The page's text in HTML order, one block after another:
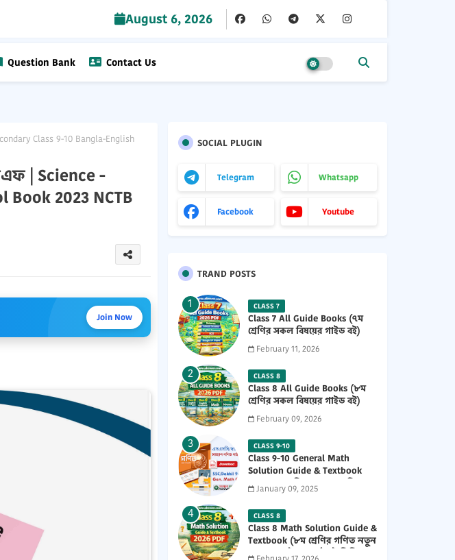
August 6, 2026
Question Bank Contact Us
Class 9-10 Bangla-English
| Science -
2023 NCTB
Join Now
SOCIAL PLUGIN
Telegram Whatsapp
Facebook Youtube
TRAND POSTS
CLASS 7
Class 7 All Guide Books (৭ম
শ্রেণির সকল বিষয়ের গাইড বই)
2026 PDF
February 11, 2026
CLASS 8
Class 8 All Guide Books (৮ম
শ্রেণির সকল বিষয়ের গাইড বই)
2026 PDF
February 09, 2026
CLASS 9-10
Class 9-10 General Math
Solution Guide & Textbook
(৯ম-১০ম শ্রেণির সাধারণ গণিত
সমাধান গাইড) 2025 PDF
January 09, 2025
CLASS 8
Class 8 Math Solution Guide &
Textbook (৮ম শ্রেণির গণিত নতুন
সমাধান গাইড ও পাঠ্যবই পিডিএফ)